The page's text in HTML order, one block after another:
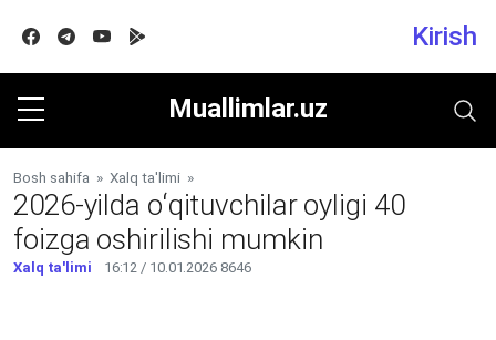
FacebookTelegram
Youtube Kirish
Muallimlar.uz
Bosh sahifa » Xalq ta'limi »
2026-yilda oʻqituvchilar oyligi 40
foizga oshirilishi mumkin
Xalq ta'limi 16:12 / 10.01.2026 8646